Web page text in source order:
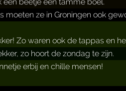
een beetje een tamme boel.
moeten ze in Groningen ook
Zo waren ook de tappas en
zo hoort de zondag te zijn.
erbij en chille mensen!